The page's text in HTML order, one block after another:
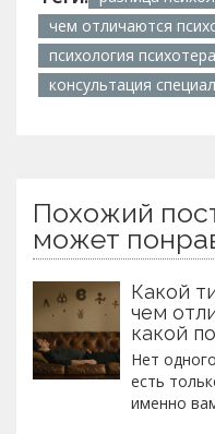
чем отличаются
психология
консультация
Похожий
может
Какой
чем
какой
Нет
есть
именно